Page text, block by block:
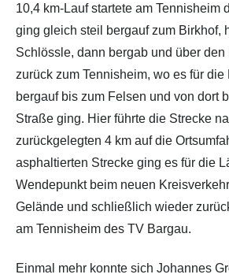
10,4 km-Lauf startete am Tennisheim
ging gleich steil bergauf zum Birkhof,
Schlössle, dann bergab und über
zurück zum Tennisheim, wo es für die
bergauf bis zum Felsen und von dort
Straße ging. Hier führte die Strecke
zurückgelegten 4 km auf die
asphaltierten Strecke ging es für die
Wendepunkt beim neuen
Gelände und schließlich wieder
am Tennisheim des TV Bargau.
Einmal mehr konnte sich Johannes